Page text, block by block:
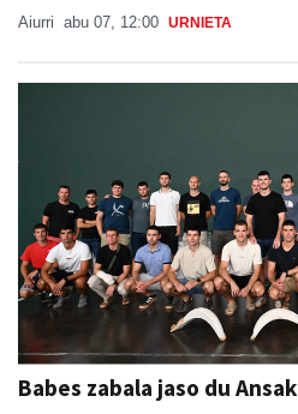
Aiurri abu 07, 12:00 URNIETA
Babes zabala jaso du Ansak